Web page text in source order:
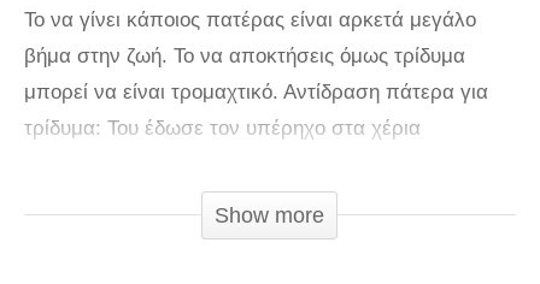
Το να γίνει κάποιος πατέρας είναι αρκετά μεγάλο
βήμα στην ζωή. Το να αποκτήσεις όμως τρίδυμα
μπορεί να είναι τρομαχτικό. Αντίδραση πάτερα για
τρίδυμα: Του έδωσε τον υπέρηχο στα χέρια
ανακοίνωνε στον σύζυγό της ότι θα αποκτήσουν όχι
ένα, ούτε δύο αλλά τρία μωρά. Η Stephanie Valas,
Show more